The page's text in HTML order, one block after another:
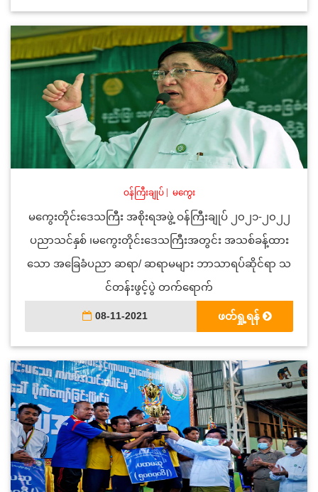
ဝန်ကြီးချုပ်| မကွေး
မကွေးတိုင်းဒေသကြီး အစိုးရအဖွဲ့ ဝန်ကြီးချုပ် ၂၀၂၁-၂၀၂၂
ပညာသင်နှစ် ၊မကွေးတိုင်းဒေသကြီးအတွင်း အသစ်ခန့်ထား
သော အခြေခံပညာ ဆရာ/ ဆရာမများ ဘာသာရပ်ဆိုင်ရာ သ
င်တန်းဖွင့်ပွဲ တက်ရောက်
08-11-2021 ဖတ်ရှု့ရန်